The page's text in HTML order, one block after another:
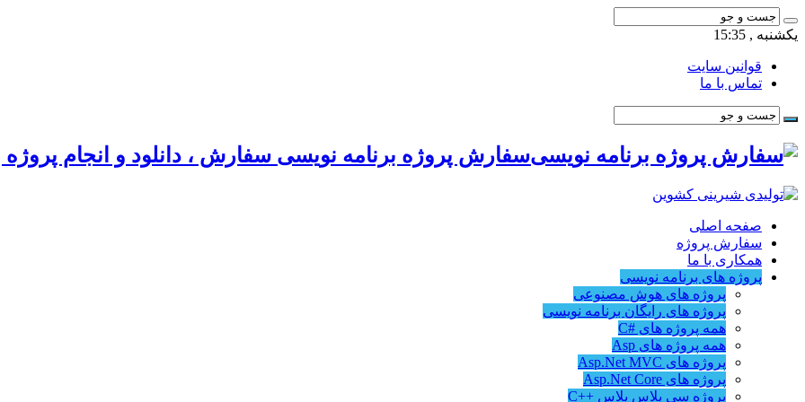
یکشنبه , 15:35
قوانین سایت
تماس با ما
سفارش پروژه برنامه نویسی سفارش ، دانلود و انجام پروژه
صفحه اصلی
سفارش پروژه
همکاری با ما
پروژه های برنامه نویسی
پروژه های هوش مصنوعی
پروژه های رایگان برنامه نویسی
همه پروژه های #C
همه پروژه های Asp
پروژه های Asp.Net MVC
پروژه های Asp.Net Core
پروژه سی پلاس پلاس ++C